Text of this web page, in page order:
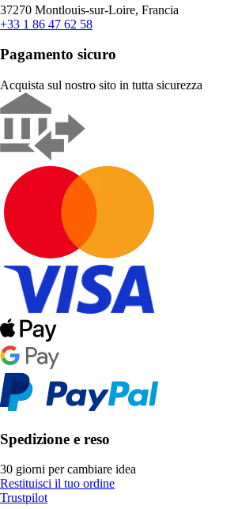
37270 Montlouis-sur-Loire, Francia
+33 1 86 47 62 58
Pagamento sicuro
Acquista sul nostro sito in tutta sicurezza
Spedizione e reso
30 giorni per cambiare idea
Restituisci il tuo ordine
Trustpilot